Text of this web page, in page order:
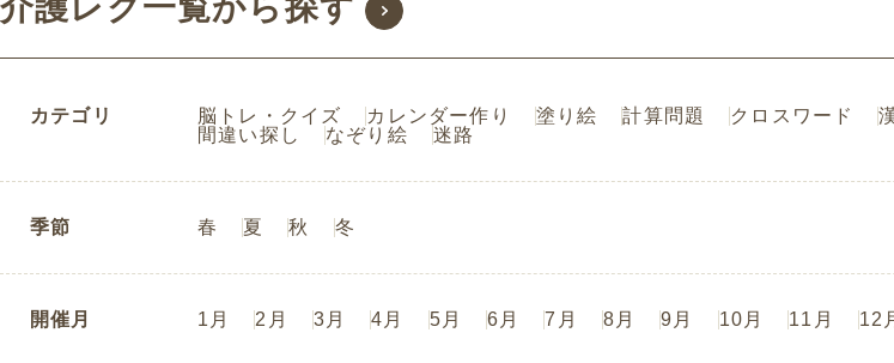
介護レク一覧から探す
カテゴリ 脳トレ・クイズ カレンダー作り 塗り絵 計算問題 クロスワード
間違い探し
なぞり絵 迷路
季節 春 夏 秋 冬
開催月 1月 2月 3月 4月 5月 6月 7月 8月 9月 10月 11月 12